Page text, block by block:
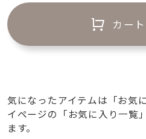
カー
気になったアイテムは「お気
イページの「お気に入り一覧
ます。